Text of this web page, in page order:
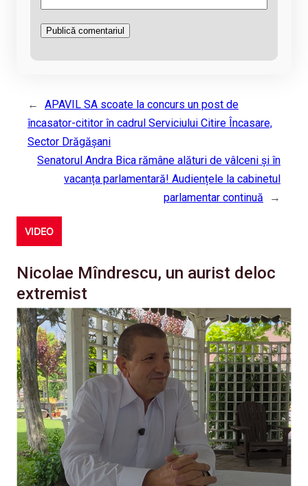
←
APAVIL SA scoate la concurs un post de
încasator-cititor în cadrul Serviciului Citire Încasare,
Sector Drăgășani
Senatorul Andra Bica rămâne alături de vâlceni și în
vacanța parlamentară! Audiențele la cabinetul
parlamentar continuă
→
VIDEO
Nicolae Mîndrescu, un aurist deloc
extremist